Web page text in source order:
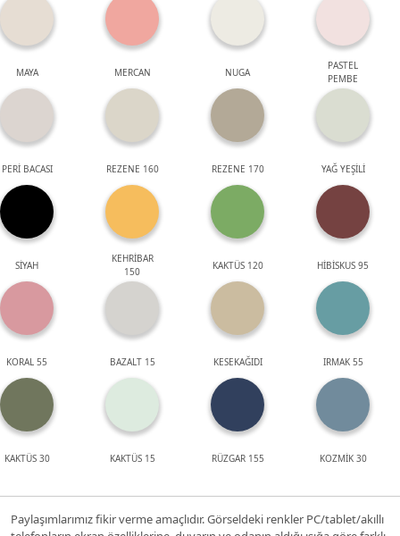
MAYA MERCAN NUGA
PASTEL
PEMBE
PERİ BACASI REZENE 160 REZENE 170 YAĞ YEŞİLİ
SİYAH
KEHRİBAR
150
KAKTÜS 120 HİBİSKUS 95
KORAL 55 BAZALT 15 KESEKAĞIDI IRMAK 55
KAKTÜS 30 KAKTÜS 15 RÜZGAR 155 KOZMİK 30
Paylaşımlarımız fikir verme amaçlıdır. Görseldeki renkler PC/tablet/akıllı